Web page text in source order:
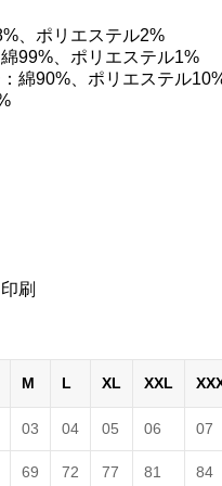
、ポリエステル2%
99%、ポリエステル1%
綿90%、ポリエステル
刷
M L XL XXL
03 04 05 06 07
69 72 77 81 84